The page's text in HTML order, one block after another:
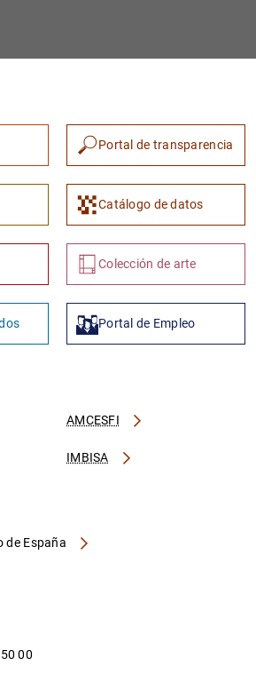
Portal de transparencia
Catálogo de datos
Colección de arte
Portal de Empleo
AMCESFI
IMBISA
de España
00